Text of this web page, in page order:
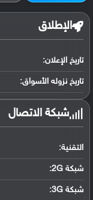
الإطلاق
تاريخ الإعلان:
تاريخ نزوله الأسواق:
شبكة الاتصال
التقنية:
شبكة 2G:
شبكة 3G :